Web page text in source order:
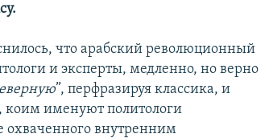
.
что арабский революционный
и эксперты, медленно, но верно
”, перфразируя классика, и
коим именуют политологи
охваченного внутренним